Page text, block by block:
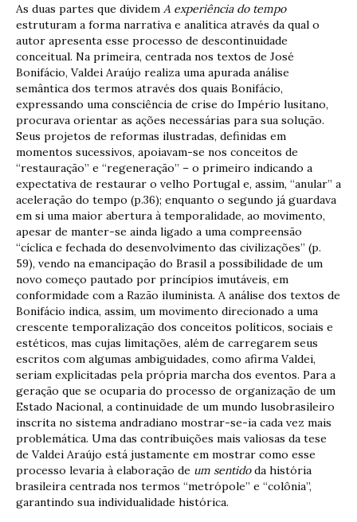
As duas partes que dividem A experiência do tempo
estruturam a forma narrativa e analítica através da qual o
autor apresenta esse processo de descontinuidade
conceitual. Na primeira, centrada nos textos de José
Bonifácio, Valdei Araújo realiza uma apurada análise
semântica dos termos através dos quais Bonifácio,
expressando uma consciência de crise do Império lusitano,
procurava orientar as ações necessárias para sua solução.
Seus projetos de reformas ilustradas, definidas em
momentos sucessivos, apoiavam-se nos conceitos de
“restauração” e “regeneração” – o primeiro indicando a
expectativa de restaurar o velho Portugal e, assim, “anular” a
aceleração do tempo (p.36); enquanto o segundo já guardava
em si uma maior abertura à temporalidade, ao movimento,
apesar de manter-se ainda ligado a uma compreensão
“cíclica e fechada do desenvolvimento das civilizações” (p.
59), vendo na emancipação do Brasil a possibilidade de um
novo começo pautado por princípios imutáveis, em
conformidade com a Razão iluminista. A análise dos textos de
Bonifácio indica, assim, um movimento direcionado a uma
crescente temporalização dos conceitos políticos, sociais e
estéticos, mas cujas limitações, além de carregarem seus
escritos com algumas ambiguidades, como afirma Valdei,
seriam explicitadas pela própria marcha dos eventos. Para a
geração que se ocuparia do processo de organização de um
Estado Nacional, a continuidade de um mundo lusobrasileiro
inscrita no sistema andradiano mostrar-se-ia cada vez mais
problemática. Uma das contribuições mais valiosas da tese
de Valdei Araújo está justamente em mostrar como esse
processo levaria à elaboração de um sentidoda história
brasileira centrada nos termos “metrópole” e “colônia”,
garantindo sua individualidade histórica.